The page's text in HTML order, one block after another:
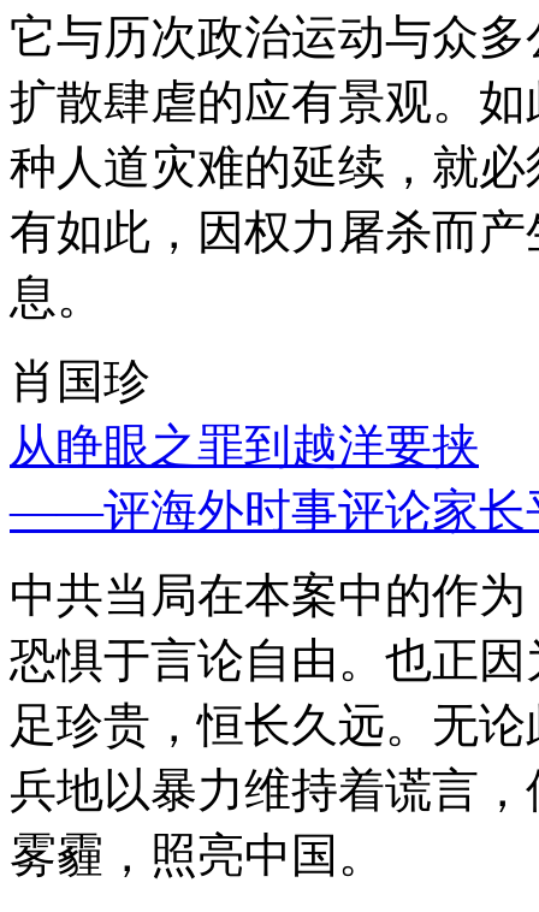
它与历次政治运动与众
扩散肆虐的应有景观。
种人道灾难的延续，就
有如此，因权力屠杀而
息。
肖国珍
从睁眼之罪到越洋要挟
——评海外时事评论家长
中共当局在本案中的作
恐惧于言论自由。也正
足珍贵，恒长久远。无
兵地以暴力维持着谎言
雾霾，照亮中国。